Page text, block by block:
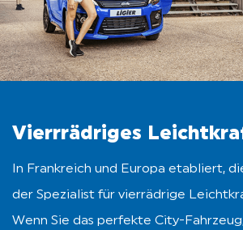
Vierrrädriges
In Frankreich und Europa etabliert,
der Spezialist für vierrädrige
Wenn Sie das perfekte City-